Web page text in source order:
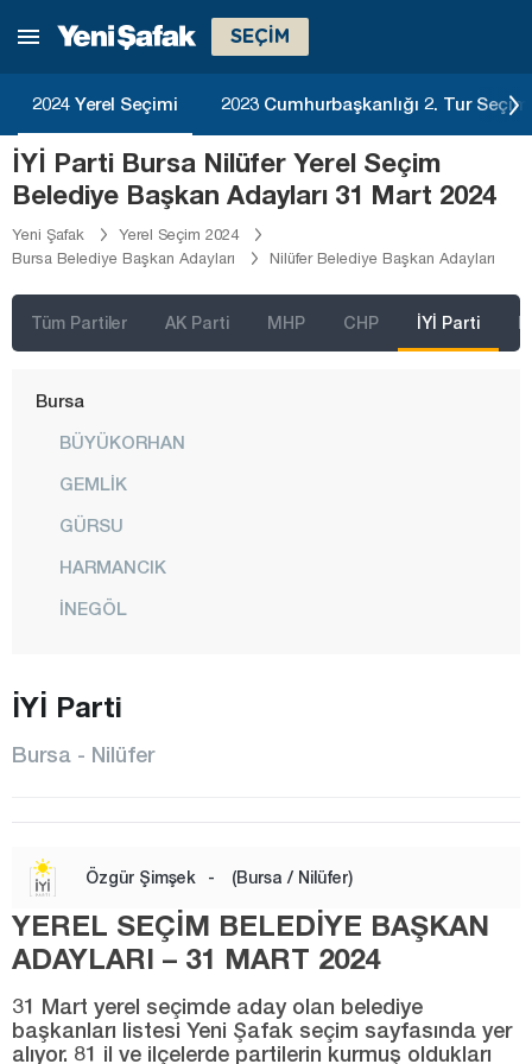
SEÇİM
2024 Yerel Seçimi 2023 Cumhurbaşkanlığı 2. Tur
İYİ Parti Bursa Nilüfer Yerel Seçim
Belediye Başkan Adayları 31 Mart 2024
Yeni Şafak
Yerel Seçim 2024
Bursa Belediye Başkan Adayları
Nilüfer Belediye Başkan Adayları
Tüm Partiler AK Parti MHP CHP İYİ Parti
Batman
Bilecik
Bingöl
Bitlis
Burdur
Bursa
BÜYÜKORHAN
GEMLİK
GÜRSU
HARMANCIK
İNEGÖL
ORHANELİ
OSMANGAZİ
İYİ Parti
Bursa - Nilüfer
Özgür Şimşek - (Bursa / Nilüfer)
YEREL SEÇİM BELEDİYE BAŞKAN
ADAYLARI – 31 MART 2024
31 Mart yerel seçimde aday olan belediye
başkanları listesi Yeni Şafak seçim sayfasında yer
alıyor. 81 il ve ilçelerde partilerin kurmuş oldukları